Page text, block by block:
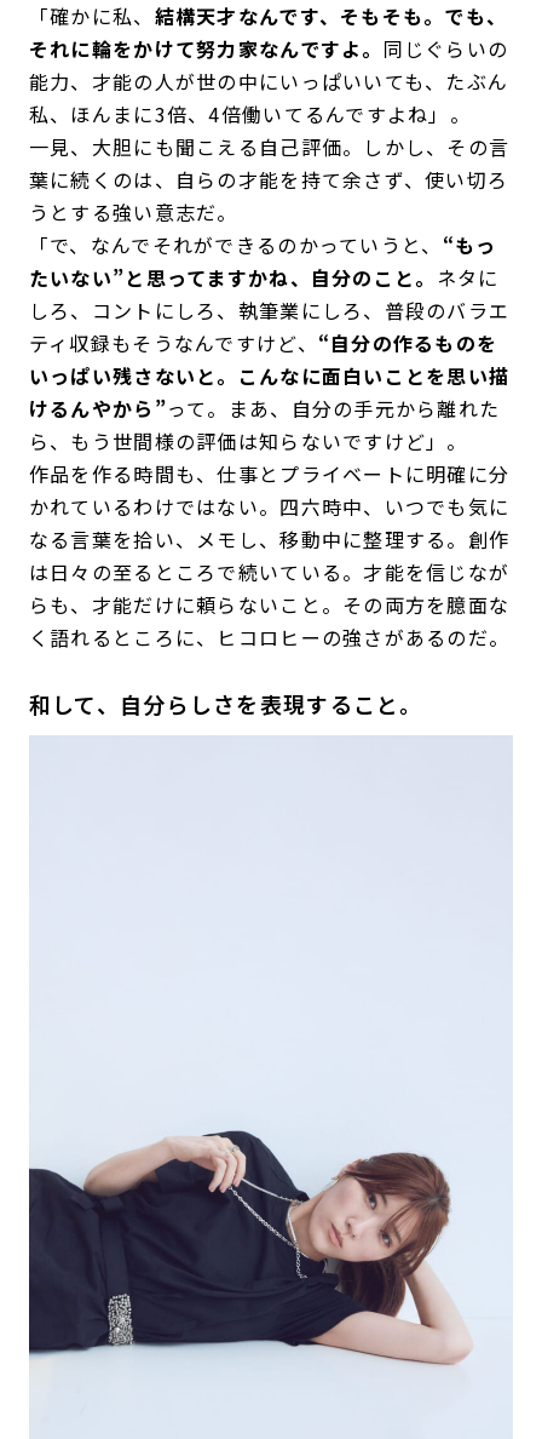
「確かに私、 結構天才なんです、そもそも。でも、
それに輪をかけて努力家なんですよ。 同じぐらいの
能力、才能の人が世の中にいっぱいいても、たぶん
私、ほんまに3倍、4倍働いてるんですよね」。
一見、大胆にも聞こえる自己評価。しかし、その言
葉に続くのは、自らの才能を持て余さず、使い切ろ
うとする強い意志だ。
「で、なんでそれができるのかっていうと、 “もっ
たいない”と思ってますかね、自分のこと。 ネタに
しろ、コントにしろ、執筆業にしろ、普段のバラエ
ティ収録もそうなんですけど、 “自分の作るものを
いっぱい残さないと。こんなに面白いことを思い描
けるんやから”って。まあ、自分の手元から離れた
ら、もう世間様の評価は知らないですけど」。
作品を作る時間も、仕事とプライベートに明確に分
かれているわけではない。四六時中、いつでも気に
なる言葉を拾い、メモし、移動中に整理する。創作
は日々の至るところで続いている。才能を信じなが
らも、才能だけに頼らないこと。その両方を臆面な
く語れるところに、ヒコロヒーの強さがあるのだ。
和して、自分らしさを表現すること。